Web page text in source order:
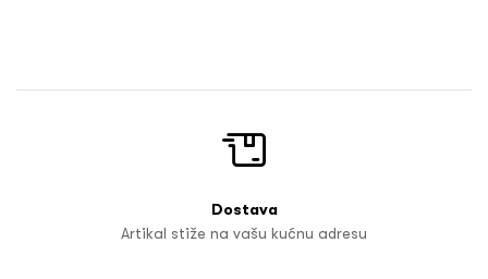
Dostava
Artikal stiže na vašu kućnu adresu